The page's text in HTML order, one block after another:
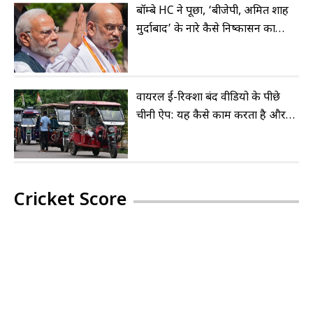
बॉम्बे HC ने पूछा, ‘बीजेपी, अमित शाह
मुर्दाबाद’ के नारे कैसे निष्कासन का
वायरल ई-रिक्शा बंद वीडियो के पीछे
चीनी ऐप: यह कैसे काम करता है और
Cricket Score